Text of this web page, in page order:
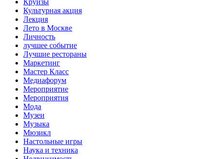
Культурная акция
Лекция
Лето в Москве
Личность
лучшее событие
Лучшие рестораны
Маркетинг
Мастер Класс
Медиафорум
Мероприятие
Мероприятия
Мода
Музеи
Музыка
Мюзикл
Настольные игры
Наука и техника